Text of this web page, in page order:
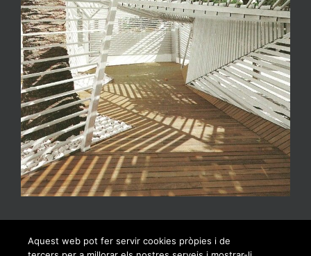
Aquest web pot fer servir cookies pròpies i de